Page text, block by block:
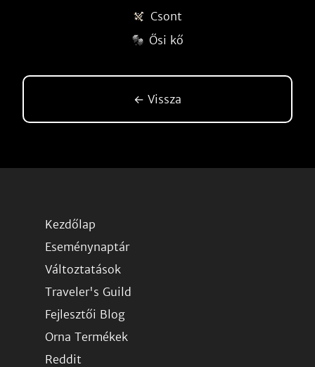
Csont
Ősi kő
← Vissza
Kezdőlap
Eseménynaptár
Változtatások
Traveler's Guild
Fejlesztői Blog
Orna Termékek
Reddit